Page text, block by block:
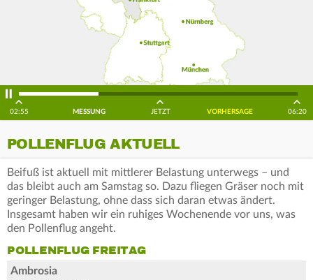
02:55 MESSUNG JETZT VORHERSAGE 06:20
POLLENFLUG AKTUELL
Beifuß ist aktuell mit mittlerer Belastung unterwegs – und
das bleibt auch am Samstag so. Dazu fliegen Gräser noch mit
geringer Belastung, ohne dass sich daran etwas ändert.
Insgesamt haben wir ein ruhiges Wochenende vor uns, was
den Pollenflug angeht.
POLLENFLUG FREITAG
Ambrosia